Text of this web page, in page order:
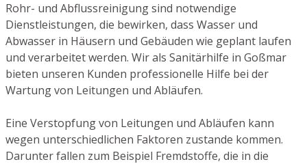
Rohr- und Abflussreinigung sind notwendige
Dienstleistungen, die bewirken, dass Wasser und
Abwasser in Häusern und Gebäuden wie geplant laufen
und verarbeitet werden. Wir als Sanitärhilfe in Goßmar
bieten unseren Kunden professionelle Hilfe bei der
Wartung von Leitungen und Abläufen.
Eine Verstopfung von Leitungen und Abläufen kann
wegen unterschiedlichen Faktoren zustande kommen.
Darunter fallen zum Beispiel Fremdstoffe, die in die